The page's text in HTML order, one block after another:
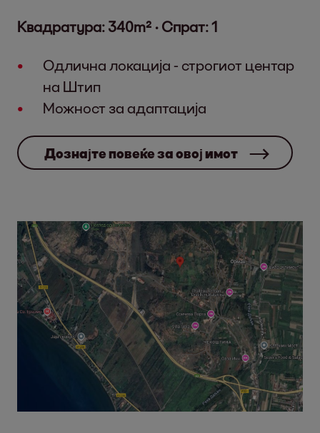
Квадратура: 340m² · Спрат: 1
Одлична локација - строгиот центар
на Штип
Можност за адаптација
Дознајте повеќе за овој имот